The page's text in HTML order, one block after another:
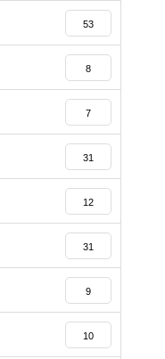
53
8
7
31
12
31
9
10